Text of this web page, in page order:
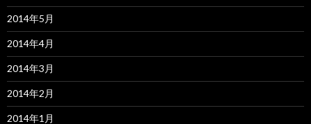
2014年5月
2014年4月
2014年3月
2014年2月
2014年1月